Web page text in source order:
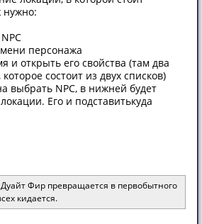
нужно:
персонажа
и открыть его свойства (там два
состоит из двух списков)
выбрать NPC, в нижней будет
Его и подставитькуда
Фир превращается в первобытного
кидается.